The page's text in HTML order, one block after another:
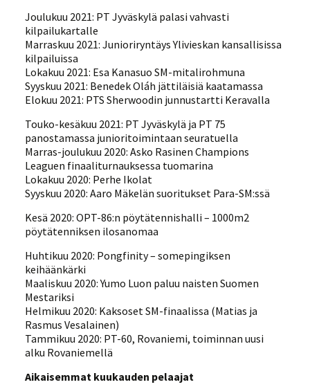
Joulukuu 2021: PT Jyväskylä palasi vahvasti
kilpailukartalle
Marraskuu 2021: Junioriryntäys Ylivieskan kansallisissa
kilpailuissa
Lokakuu 2021: Esa Kanasuo SM-mitalirohmuna
Syyskuu 2021: Benedek Oláh jättiläisiä kaatamassa
Elokuu 2021: PTS Sherwoodin junnustartti Keravalla
Touko-kesäkuu 2021: PT Jyväskylä ja PT 75
panostamassa junioritoimintaan seuratuella
Marras-joulukuu 2020: Asko Rasinen Champions
Leaguen finaaliturnauksessa tuomarina
Lokakuu 2020: Perhe Ikolat
Syyskuu 2020: Aaro Mäkelän suoritukset Para-SM:ssä
Kesä 2020: OPT-86:n pöytätennishalli – 1000m2
pöytätenniksen ilosanomaa
Huhtikuu 2020: Pongfinity – somepingiksen
keihäänkärki
Maaliskuu 2020: Yumo Luon paluu naisten Suomen
Mestariksi
Helmikuu 2020: Kaksoset SM-finaalissa (Matias ja
Rasmus Vesalainen)
Tammikuu 2020: PT-60, Rovaniemi, toiminnan uusi
alku Rovaniemellä
Aikaisemmat kuukauden pelaajat